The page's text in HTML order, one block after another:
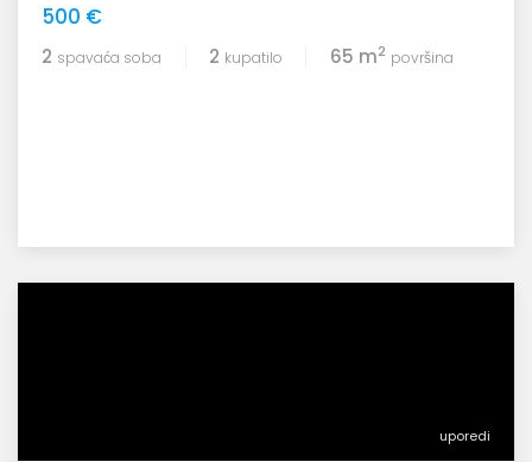
500 €
2 spavaća soba 2 kupatilo 65 m2 površina
uporedi